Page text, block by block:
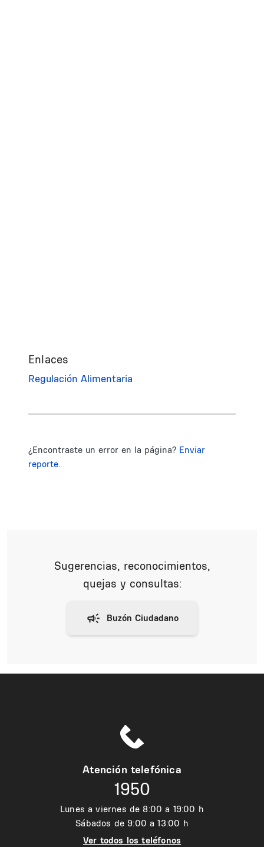
Enlaces
Regulación Alimentaria
¿Encontraste un error en la página? Enviar
reporte.
Sugerencias, reconocimientos,
quejas y consultas:
Atención telefónica
1950
Lunes a viernes de 8:00 a 19:00 h
Sábados de 9:00 a 13:00 h
Ver todos los teléfonos